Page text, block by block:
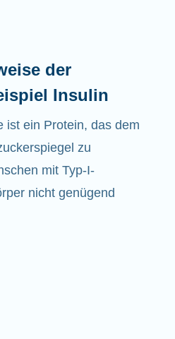
der
Insulin
ist ein Protein, das dem
zu
mit Typ-I-
nicht genügend